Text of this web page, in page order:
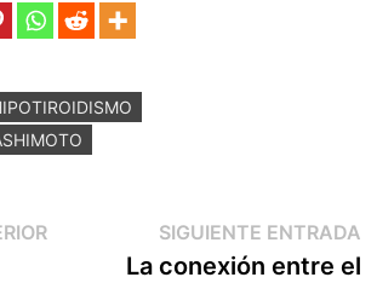
Entrada
anterior:
SIGUIENTE ENTRADA
La conexión entre el